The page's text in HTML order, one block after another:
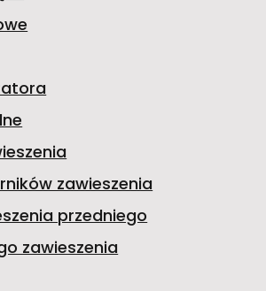
zawieszenia
przedniego
zawieszenia